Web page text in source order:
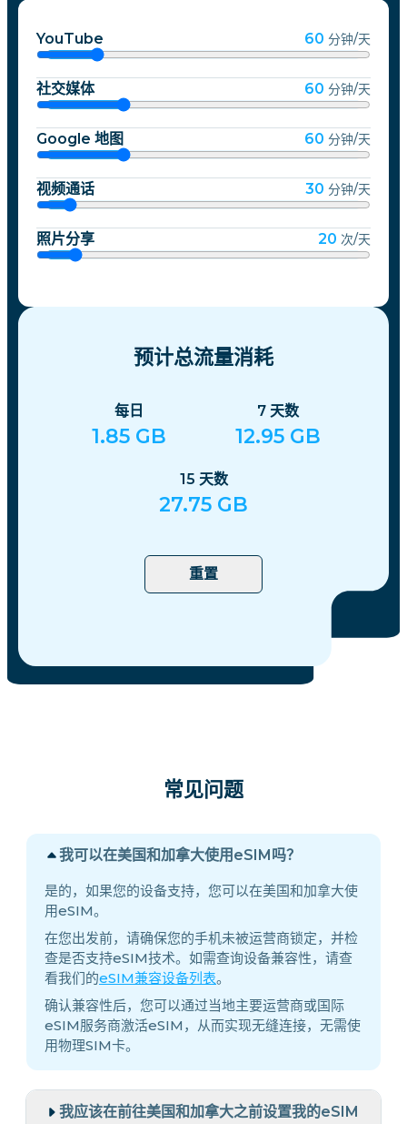
YouTube 60 分钟/天
社交媒体 60 分钟/天
Google 地图 60 分钟/天
视频通话 30 分钟/天
照片分享 20 次/天
预计总流量消耗
每日
1.85 GB
7 天数
12.95 GB
15 天数
27.75 GB
重置
常见问题
我可以在美国和加拿大使用eSIM吗？
是的，如果您的设备支持，您可以在美国和加拿大使
用eSIM。
在您出发前，请确保您的手机未被运营商锁定，并检
查是否支持eSIM技术。如需查询设备兼容性，请查
看我们的eSIM兼容设备列表。
确认兼容性后，您可以通过当地主要运营商或国际
eSIM服务商激活eSIM，从而实现无缝连接，无需使
用物理SIM卡。
我应该在前往美国和加拿大之前设置我的eSIM